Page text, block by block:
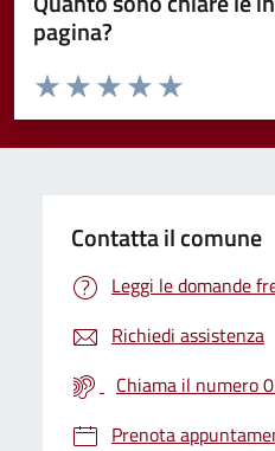
pagina?
Valuta da 1 a 5 stelle la pagina
Valuta 5 stelle
Valuta 4 stelle su
Valuta 3 stelle su 5
Valuta 2 stelle su 5
Valuta 1 stelle su 5
Contatta il comune
Leggi le domande
Richiedi assistenza
Chiama il numero
Prenota